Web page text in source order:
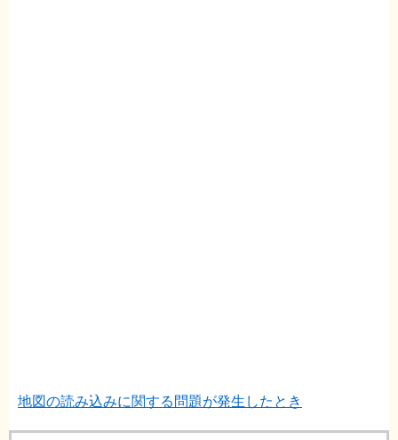
地図の読み込みに関する問題が発生したとき